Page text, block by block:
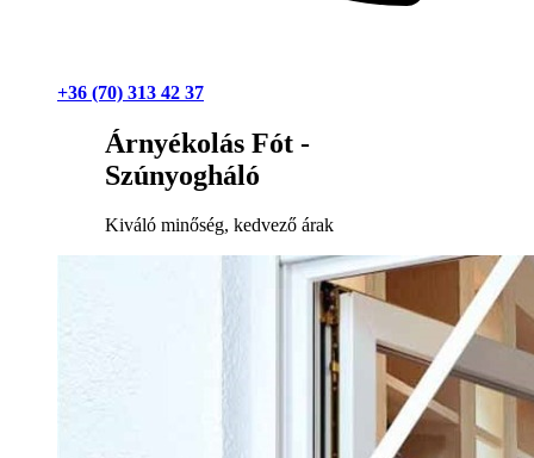
+36 (70) 313 42 37
Árnyékolás Fót -
Szúnyogháló
Kiváló minőség, kedvező árak